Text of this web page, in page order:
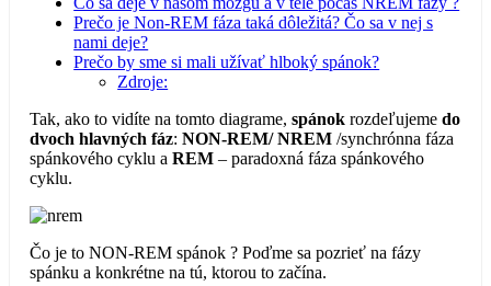
Prečo je Non-REM fáza taká dôležitá? Čo sa v nej s
nami deje?
Prečo by sme si mali užívať hlboký spánok?
Zdroje:
Tak, ako to vidíte na tomto diagrame,spánok rozdeľujemedo
dvoch hlavných fáz:NON-REM/ NREM/synchrónna fáza
spánkového cyklu aREM – paradoxná fáza spánkového
cyklu.
Čo je to NON-REM spánok ? Poďme sa pozrieť na fázy
spánku a konkrétne na tú, ktorou to začína.